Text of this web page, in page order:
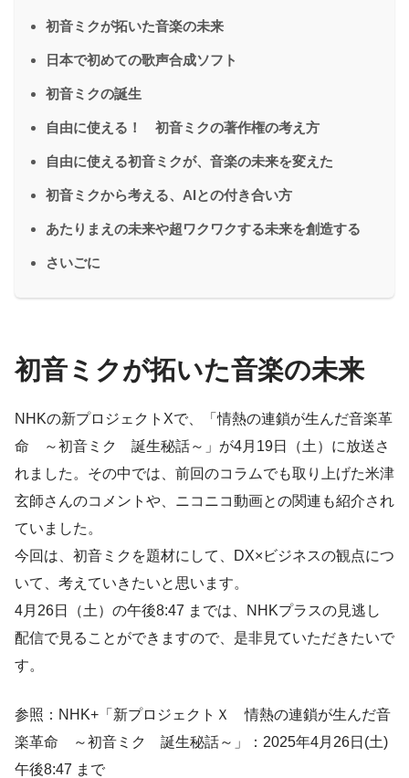
初音ミクが拓いた音楽の未来
日本で初めての歌声合成ソフト
初音ミクの誕生
自由に使える！ 初音ミクの著作権の考え方
自由に使える初音ミクが、音楽の未来を変えた
初音ミクから考える、AIとの付き合い方
あたりまえの未来や超ワクワクする未来を創造する
さいごに
初音ミクが拓いた音楽の未来
NHKの新プロジェクトXで、「情熱の連鎖が生んだ音楽革
命 ～初音ミク 誕生秘話～」が4月19日（土）に放送さ
れました。その中では、前回のコラムでも取り上げた米津
玄師さんのコメントや、ニコニコ動画との関連も紹介され
ていました。
今回は、初音ミクを題材にして、DX×ビジネスの観点につ
いて、考えていきたいと思います。
4月26日（土）の午後8:47 までは、NHKプラスの見逃し
配信で見ることができますので、是非見ていただきたいで
す。
参照：NHK+「新プロジェクトＸ 情熱の連鎖が生んだ音
楽革命 ～初音ミク 誕生秘話～」：2025年4月26日(土)
午後8:47 まで